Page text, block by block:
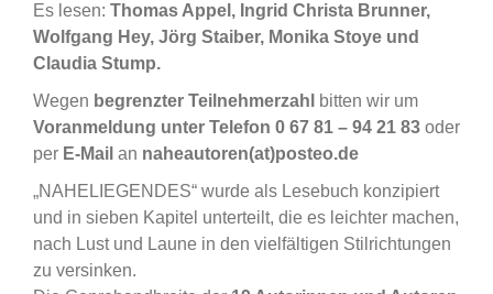
Es lesen: Thomas Appel, Ingrid Christa Brunner,
Wolfgang Hey, Jörg Staiber, Monika Stoye und
Claudia Stump.
Wegen begrenzter Teilnehmerzahl
bitten wir um
Voranmeldung unter Telefon 0 67 81 – 94 21 83 oder
per E-Mail an naheautoren(at)posteo.de
„NAHELIEGENDES“ wurde als Lesebuch konzipiert
und in sieben Kapitel unterteilt, die es leichter machen,
nach Lust und Laune in den vielfältigen Stilrichtungen
zu versinken.